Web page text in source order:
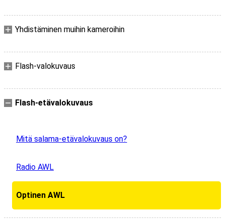
Yhdistäminen muihin kameroihin
Flash-valokuvaus
Flash-etävalokuvaus
Mitä salama-etävalokuvaus on?
Radio AWL
Optinen AWL